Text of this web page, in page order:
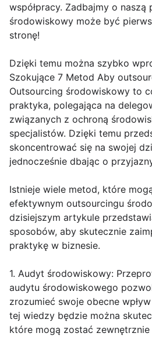
współpracy. Zadbajmy o
środowiskowy może być
stronę!
Dzięki temu można szybko
Szokujące 7 Metod Aby
Outsourcing środowiskowy to
praktyka, polegająca na
związanych z ochroną
specjalistów. Dzięki temu
skoncentrować się na swojej
jednocześnie dbając o
Istnieje wiele metod, które
efektywnym outsourcingu
dzisiejszym artykule
sposobów, aby skutecznie
praktykę w biznesie.
1. Audyt środowiskowy:
audytu środowiskowego
zrozumieć swoje obecne
tej wiedzy będzie można
które mogą zostać zewnętrznie